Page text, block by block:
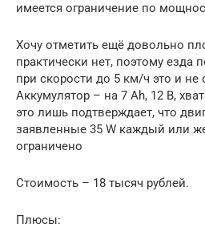
имеется ограничение по
Хочу отметить ещё довольно
практически нет, поэтому езда
при скорости до 5 км/ч это и не
Аккумулятор – на 7 Ah, 12 В,
это лишь подтверждает, что
заявленные 35 W каждый или
ограничено
Стоимость – 18 тысяч рублей.
Плюсы: